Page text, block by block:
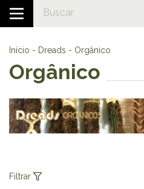
Início - Dreads - Orgânico
Orgânico
Filtrar